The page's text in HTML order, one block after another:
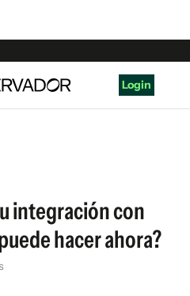
Login
integración con
hacer ahora?